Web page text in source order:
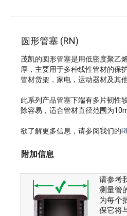
圆形管塞 (RN)
茂凯的圆形管塞是用低密度聚乙
厚，主要用于多种线性管材的保
管材货架，家电，运动器材及其
此系列产品管塞下端有多片韧性
除容易，适合管材直径范围为
欲了解更多信息，请参阅我们的
附加信息
请参考
测量管
为每个
保它将